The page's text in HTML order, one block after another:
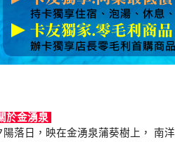
於金湧泉
陽落日，映在金湧泉蒲葵樹上， 南